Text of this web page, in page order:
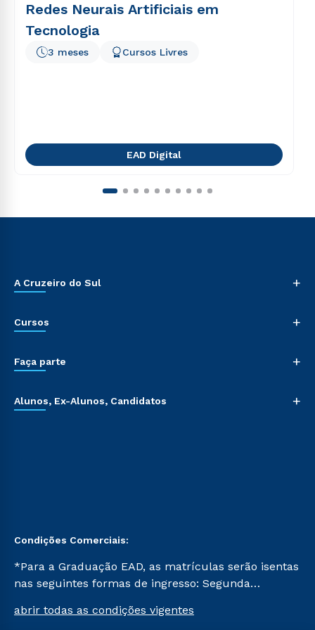
Redes Neurais Artificiais em
Tecnologia
3 meses Cursos Livres
EAD Digital
A Cruzeiro do Sul +
Cursos +
Faça parte +
Alunos, Ex-Alunos, Candidatos +
Condições Comerciais:
*Para a Graduação EAD, as matrículas serão isentas
nas seguintes formas de ingresso: Segunda
Já para as demais, a taxa de matrícula será de R$
abrir todas as condições vigentes